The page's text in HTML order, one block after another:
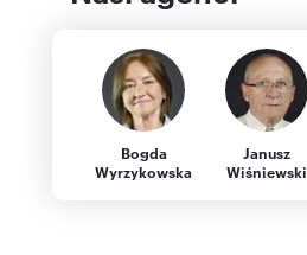
Bogda
Wyrzykowska
Janusz
Wiśniewski